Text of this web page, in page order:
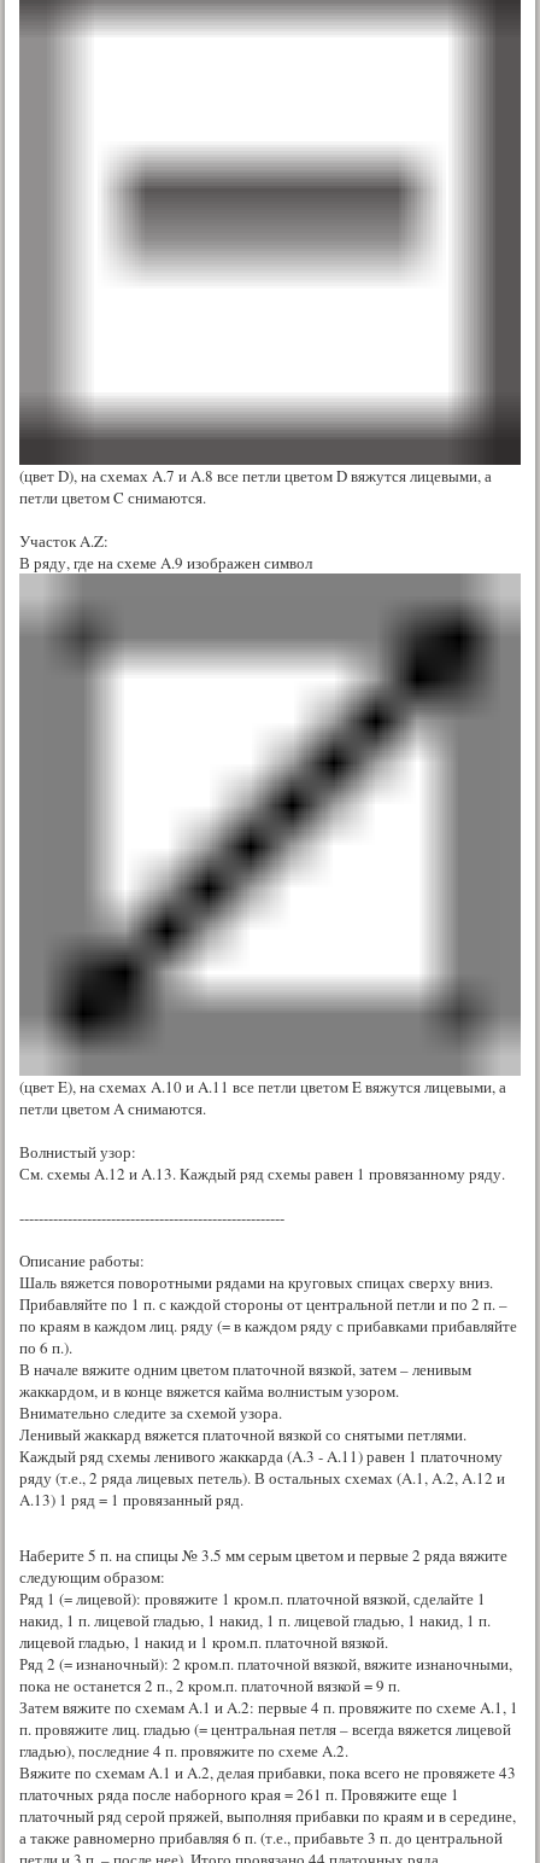
(цвет D), на схемах A.7 и A.8 все петли цветом D вяжутся лицевыми, а
петли цветом C снимаются.
Участок A.Z:
В ряду, где на схеме A.9 изображен символ
(цвет E), на схемах A.10 и A.11 все петли цветом E вяжутся лицевыми, а
петли цветом A снимаются.
Волнистый узор:
См. схемы A.12 и A.13. Каждый ряд схемы равен 1 провязанному ряду.
-------------------------------------------------------
Описание работы:
Шаль вяжется поворотными рядами на круговых спицах сверху вниз.
Прибавляйте по 1 п. с каждой стороны от центральной петли и по 2 п. –
по краям в каждом лиц. ряду (= в каждом ряду с прибавками прибавляйте
по 6 п.).
В начале вяжите одним цветом платочной вязкой, затем – ленивым
жаккардом, и в конце вяжется кайма волнистым узором.
Внимательно следите за схемой узора.
Ленивый жаккард вяжется платочной вязкой со снятыми петлями.
Каждый ряд схемы ленивого жаккарда (A.3 - A.11) равен 1 платочному
ряду (т.е., 2 ряда лицевых петель). В остальных схемах (A.1, A.2, A.12 и
A.13) 1 ряд = 1 провязанный ряд.
Наберите 5 п. на спицы № 3.5 мм серым цветом и первые 2 ряда вяжите
следующим образом:
Ряд 1 (= лицевой): провяжите 1 кром.п. платочной вязкой, сделайте 1
накид, 1 п. лицевой гладью, 1 накид, 1 п. лицевой гладью, 1 накид, 1 п.
лицевой гладью, 1 накид и 1 кром.п. платочной вязкой.
Ряд 2 (= изнаночный): 2 кром.п. платочной вязкой, вяжите изнаночными,
пока не останется 2 п., 2 кром.п. платочной вязкой = 9 п.
Затем вяжите по схемам A.1 и A.2: первые 4 п. провяжите по схеме A.1, 1
п. провяжите лиц. гладью (= центральная петля – всегда вяжется лицевой
гладью), последние 4 п. провяжите по схеме A.2.
Вяжите по схемам A.1 и A.2, делая прибавки, пока всего не провяжете 43
платочных ряда после наборного края = 261 п. Провяжите еще 1
платочный ряд серой пряжей, выполняя прибавки по краям и в середине,
а также равномерно прибавляя 6 п. (т.е., прибавьте 3 п. до центральной